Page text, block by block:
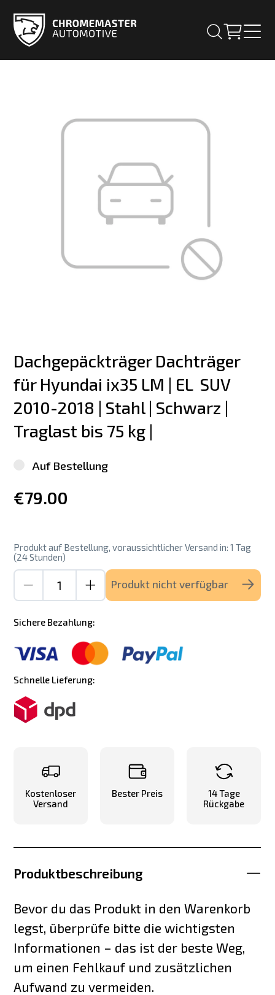
Dachgepäckträger Dachträger
für Hyundai ix35 LM | EL  SUV
2010-2018 | Stahl | Schwarz |
Traglast bis 75 kg |
Auf Bestellung
€79.00
Produkt auf Bestellung, voraussichtlicher Versand in: 1 Tag
(24 Stunden)
Produkt nicht verfügbar
Sichere Bezahlung:
Schnelle Lieferung:
Kostenloser
Versand
Bester Preis
14 Tage
Rückgabe
Produktbeschreibung
Bevor du das Produkt in den Warenkorb
legst, überprüfe bitte die wichtigsten
Informationen – das ist der beste Weg,
um einen Fehlkauf und zusätzlichen
Aufwand zu vermeiden.